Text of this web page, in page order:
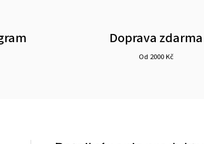
Doprava zdarma
Od 2000 Kč